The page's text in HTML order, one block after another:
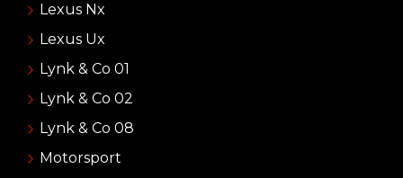
Lexus Nx
Lexus Ux
Lynk & Co 01
Lynk & Co 02
Lynk & Co 08
Motorsport